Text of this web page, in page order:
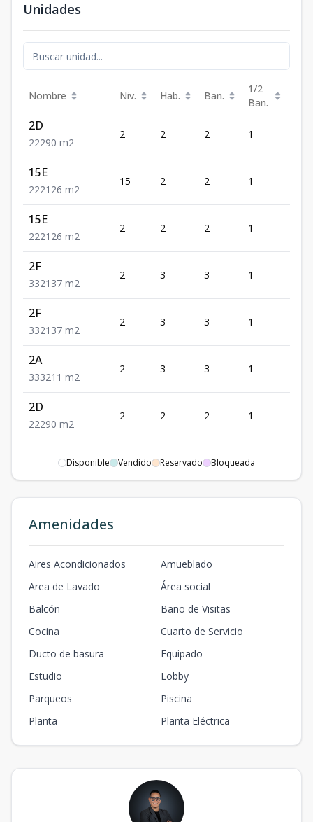
Unidades
Nombre Niv. Hab. Ban.
1/2
Ban.
2D
22290 m2
2 2 2 1
15E
222126 m2
15 2 2 1
15E
222126 m2
2 2 2 1
2F
332137 m2
2 3 3 1
2F
332137 m2
2 3 3 1
2A
333211 m2
2 3 3 1
2D
22290 m2
2 2 2 1
Disponible Vendido Reservado Bloqueada
Amenidades
Aires Acondicionados
Amueblado
Area de Lavado
Área social
Balcón
Baño de Visitas
Cocina
Cuarto de Servicio
Ducto de basura
Equipado
Estudio
Lobby
Parqueos
Piscina
Planta
Planta Eléctrica